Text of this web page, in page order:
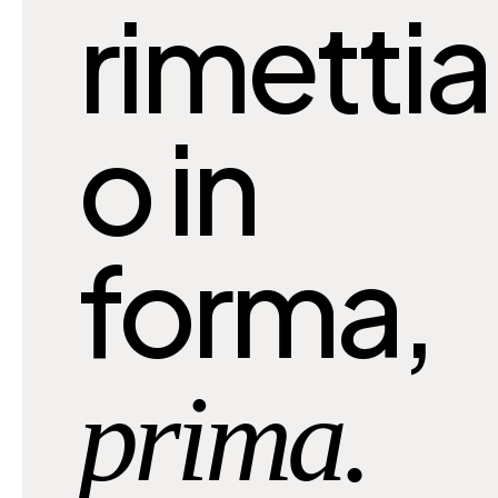
o in
forma,
prima.